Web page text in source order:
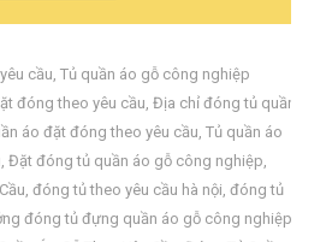
cầu, Tủ quần áo gỗ công nghiệp
đóng theo yêu cầu, Địa chỉ đóng tủ quần
áo đặt đóng theo yêu cầu, Tủ quần áo
, Đặt đóng tủ quần áo gỗ công nghiệp,
, đóng tủ theo yêu cầu hà nội, đóng tủ
đóng tủ đựng quần áo gỗ công nghiệp